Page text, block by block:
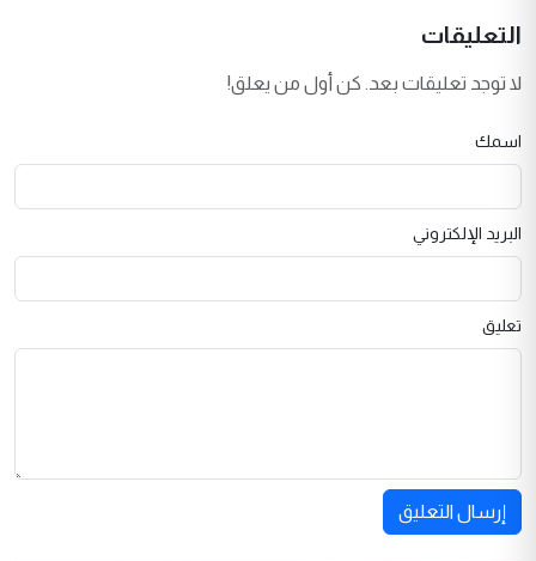
التعليقات
لا توجد تعليقات بعد. كن أول من يعلق!
اسمك
البريد الإلكتروني
تعليق
إرسال التعليق